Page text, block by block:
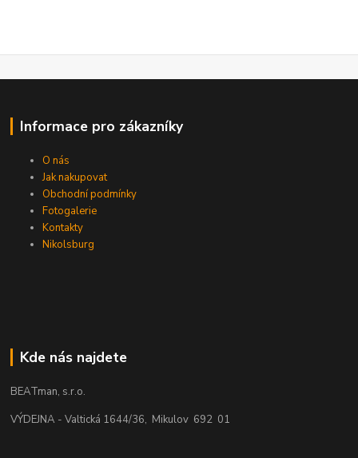
Informace pro zákazníky
O nás
Jak nakupovat
Obchodní podmínky
Fotogalerie
Kontakty
Nikolsburg
Kde nás najdete
BEATman, s.r.o.
VÝDEJNA - Valtická 1644/36, Mikulov 692 01